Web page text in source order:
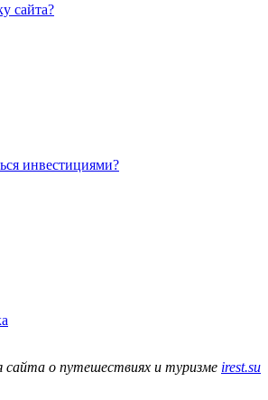
сайта?
инвестициями?
сайта о путешествиях и туризме irest.su